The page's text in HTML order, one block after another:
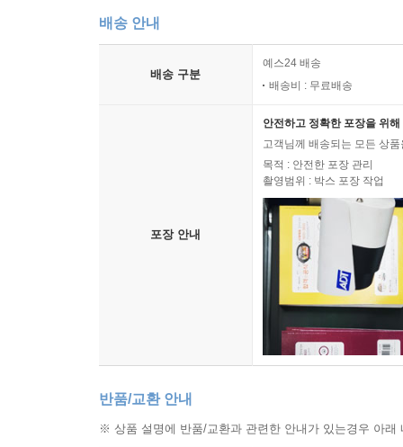
배송 안내
배송 구분
예스24 배송
배송비 : 무료배송
포장 안내
안전하고 정확한 포장을 위
고객님께 배송되는 모든 상
목적 : 안전한 포장 관리
촬영범위 : 박스 포장 작업
반품/교환 안내
※ 상품 설명에 반품/교환과 관련한 안내가 있는경우 아